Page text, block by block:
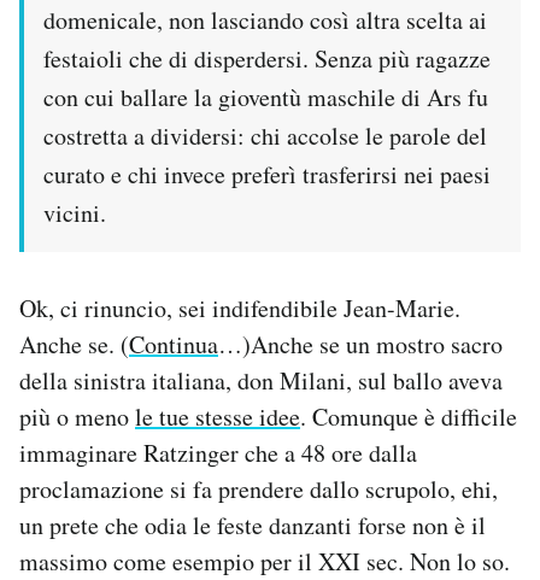
domenicale, non lasciando così altra scelta ai
festaioli che di disperdersi. Senza più ragazze
con cui ballare la gioventù maschile di Ars fu
costretta a dividersi: chi accolse le parole del
curato e chi invece preferì trasferirsi nei paesi
vicini.
Ok, ci rinuncio, sei indifendibile Jean-Marie.
Anche se. (Continua…)Anche se un mostro sacro
della sinistra italiana, don Milani, sul ballo aveva
più o menole tue stesse idee. Comunque è difficile
immaginare Ratzinger che a 48 ore dalla
proclamazione si fa prendere dallo scrupolo, ehi,
un prete che odia le feste danzanti forse non è il
massimo come esempio per il XXI sec. Non lo so.